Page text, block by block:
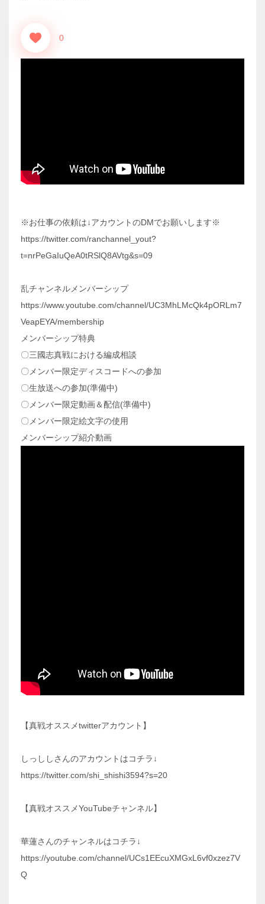
0
※お仕事の依頼は↓アカウントのDMでお願いします※
https://twitter.com/ranchannel_yout?
t=nrPeGaIuQeA0tRSlQ8AVtg&s=09
乱チャンネルメンバーシップ
https://www.youtube.com/channel/UC3MhLMcQk4pORLm7
VeapEYA/membership
メンバーシップ特典
〇三國志真戦における編成相談
〇メンバー限定ディスコードへの参加
〇生放送への参加(準備中)
〇メンバー限定動画＆配信(準備中)
〇メンバー限定絵文字の使用
メンバーシップ紹介動画
【真戦オススメtwitterアカウント】
しっししさんのアカウントはコチラ↓
https://twitter.com/shi_shishi3594?s=20
【真戦オススメYouTubeチャンネル】
華蓮さんのチャンネルはコチラ↓
https://youtube.com/channel/UCs1EEcuXMGxL6vf0xzez7V
Q